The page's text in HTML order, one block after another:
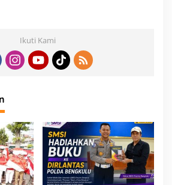
Ikuti Kami